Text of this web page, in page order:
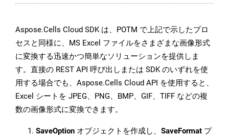
Aspose.Cells Cloud SDK は、POTM で上記で示したプロ
セスと同様に、MS Excel ファイルをさまざまな画像形式
に変換する迅速かつ簡単なソリューションを提供しま
す。直接の REST API 呼び出しまたは SDK のいずれを使
用する場合でも、Aspose.Cells Cloud API を使用すると、
Excel シートを JPEG、PNG、BMP、GIF、TIFF などの複
数の画像形式に変換できます。
SaveOption オブジェクトを作成し、 SaveFormat プ